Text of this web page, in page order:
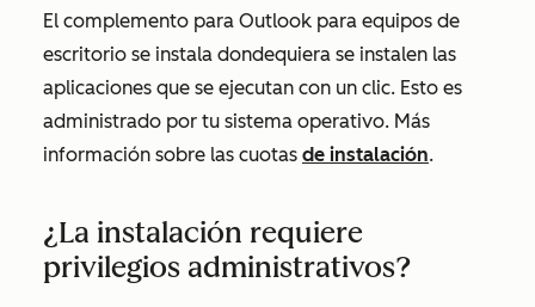
El complemento para Outlook para equipos de
escritorio se instala dondequiera se instalen las
aplicaciones que se ejecutan con un clic. Esto es
administrado por tu sistema operativo. Más
información sobre las cuotas de instalación.
¿La instalación requiere
privilegios administrativos?